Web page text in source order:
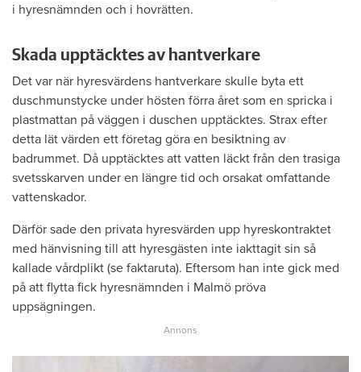
i hyresnämnden och i hovrätten.
Skada upptäcktes av hantverkare
Det var när hyresvärdens hantverkare skulle byta ett
duschmunstycke under hösten förra året som en spricka i
plastmattan på väggen i duschen upptäcktes. Strax efter
detta lät värden ett företag göra en besiktning av
badrummet. Då upptäcktes att vatten läckt från den trasiga
svetsskarven under en längre tid och orsakat omfattande
vattenskador.
Därför sade den privata hyresvärden upp hyreskontraktet
med hänvisning till att hyresgästen inte iakttagit sin så
kallade vårdplikt (se faktaruta). Eftersom han inte gick med
på att flytta fick hyresnämnden i Malmö pröva
uppsägningen.